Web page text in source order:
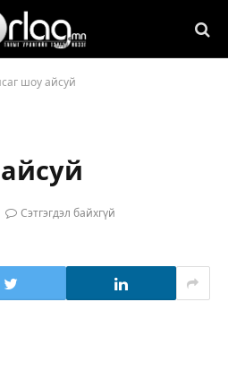
шоу айсуй
Сэтгэгдэл байхгүй